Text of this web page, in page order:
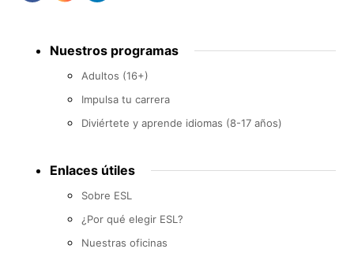
menu Nuestros programas
Adultos (16+)
Impulsa tu carrera
Diviértete y aprende idiomas (8-17 años)
Enlaces útiles
Sobre ESL
¿Por qué elegir ESL?
Nuestras oficinas